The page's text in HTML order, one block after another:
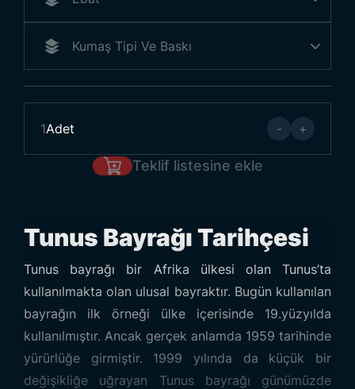
1Adet - +
Teklif listesine ekle
Tunus Bayrağı Tarihçesi
Tunus bayrağı bir Afrika ülkesi olan Tunus’ta
kullanılmakta olan ulusal bayraktır. Bugün kullanılan
bayrağın ilk örneği ülke içerisinde 19.yüzyılda
kullanılmıştır. Ancak gerçek anlamda 1959 tarihinde
yürürlüğe girmiştir. 1999 yılında da küçük bir
değişikliğe uğrayan Tunus bayrağı günümüzde